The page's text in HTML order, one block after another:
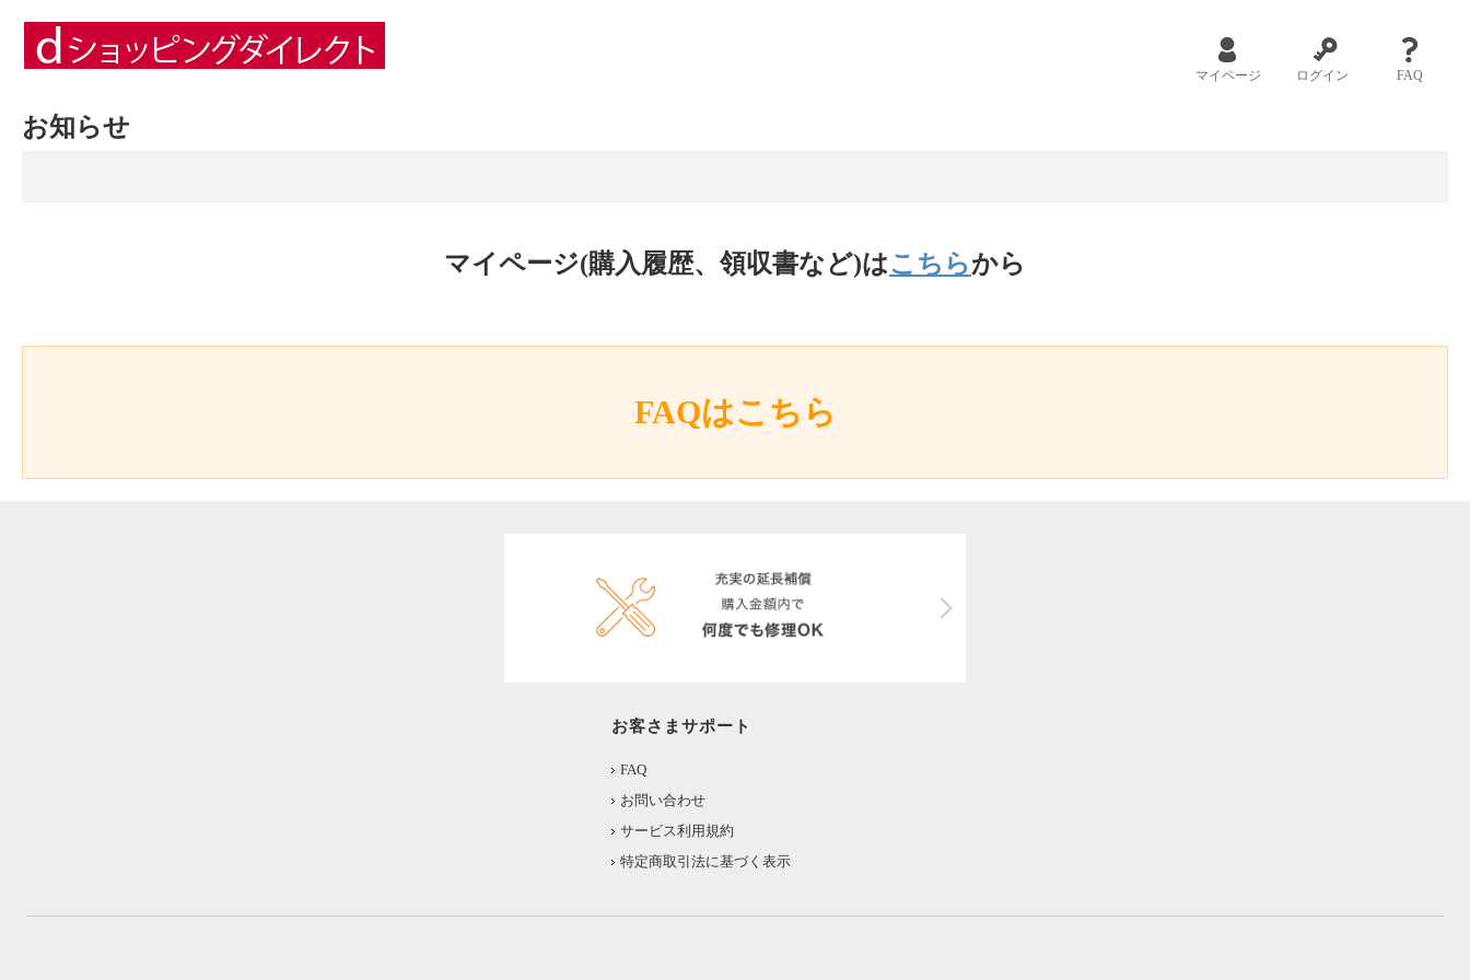
マイページ ログイン FAQ
お知らせ
マイページ(購入履歴、領収書など)はこちらから
FAQはこちら
お客さまサポート
FAQ
お問い合わせ
サービス利用規約
特定商取引法に基づく表示